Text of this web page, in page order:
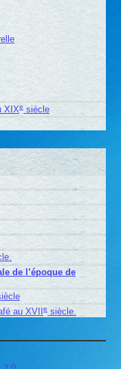
XIXesiècle
de l’époque de
au XVIIesiècle.